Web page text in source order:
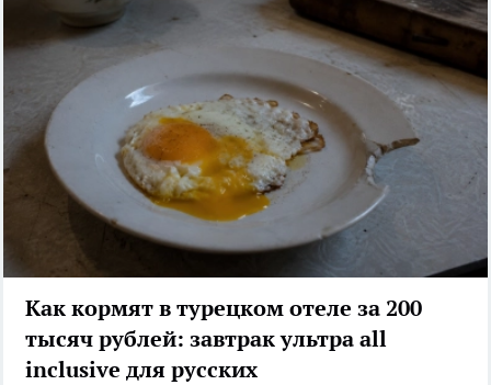
Как кормят в турецком отеле за 200
тысяч рублей: завтрак ультра all
inclusive для русских